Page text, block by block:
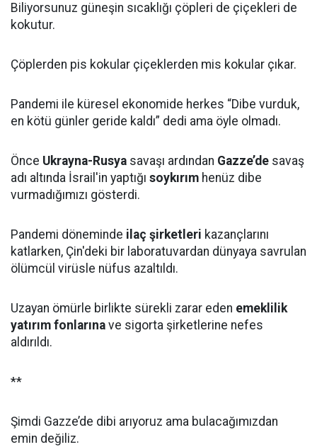
Biliyorsunuz güneşin sıcaklığı çöpleri de çiçekleri de
kokutur.
Çöplerden pis kokular çiçeklerden mis kokular çıkar.
Pandemi ile küresel ekonomide herkes “Dibe vurduk,
en kötü günler geride kaldı” dedi ama öyle olmadı.
Önce Ukrayna-Rusya savaşı ardından Gazze’de savaş
adı altında İsrail'in yaptığı soykırım henüz dibe
vurmadığımızı gösterdi.
Pandemi döneminde ilaç şirketleri kazançlarını
katlarken, Çin'deki bir laboratuvardan dünyaya savrulan
ölümcül virüsle nüfus azaltıldı.
Uzayan ömürle birlikte sürekli zarar eden emeklilik
yatırım fonlarına ve sigorta şirketlerine nefes
aldırıldı.
**
Şimdi Gazze’de dibi arıyoruz ama bulacağımızdan
emin değiliz.